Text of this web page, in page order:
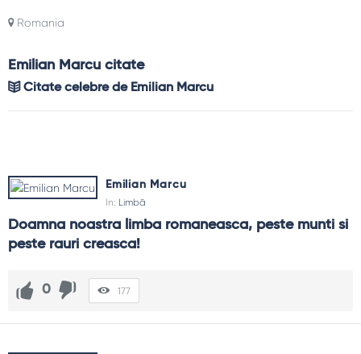
Romania
Emilian Marcu citate
Citate celebre de Emilian Marcu
Emilian Marcu
In: Limbă
Doamna noastra limba romaneasca, peste munti si
peste rauri creasca!
0 177